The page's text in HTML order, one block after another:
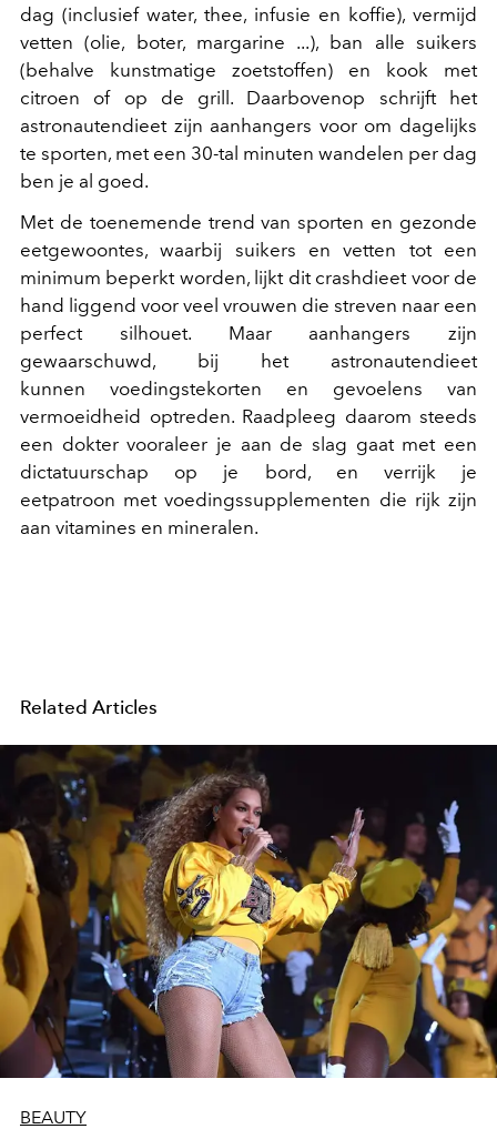
dag (inclusief water, thee, infusie en koffie), vermijd
vetten (olie, boter, margarine ...), ban alle suikers
(behalve kunstmatige zoetstoffen) en kook met
citroen of op de grill. Daarbovenop schrijft het
astronautendieet zijn aanhangers voor om dagelijks
te sporten, met een 30-tal minuten wandelen per dag
ben je al goed.
Met de toenemende trend van sporten en gezonde
eetgewoontes, waarbij suikers en vetten tot een
minimum beperkt worden, lijkt dit crashdieet voor de
hand liggend voor veel vrouwen die streven naar een
perfect silhouet. Maar aanhangers zijn
gewaarschuwd, bij het astronautendieet
kunnen voedingstekorten en gevoelens van
vermoeidheid optreden. Raadpleeg daarom steeds
een dokter vooraleer je aan de slag gaat met een
dictatuurschap op je bord, en verrijk je
eetpatroon met voedingssupplementen die rijk zijn
aan vitamines en mineralen.
Related Articles
BEAUTY